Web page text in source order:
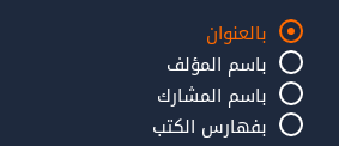
بالعنوان
باسم المؤلف
باسم المشارك
بفهارس الكتب